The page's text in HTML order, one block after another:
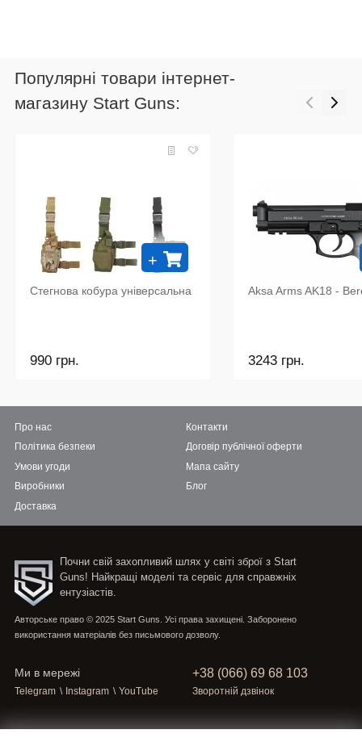
Популярні товари інтернет-
магазину Start Guns:
Стегнова кобура універсальна
990 грн.
+
Aksa Arms AK18 -
3243 грн.
Про нас
Політика безпеки
Умови угоди
Виробники
Доставка
Контакти
Договір публічної оферти
Мапа сайту
Блог
Почни свій захопливий шлях у світі зброї з Start
Guns! Найкращі моделі та сервіс для справжніх
ентузіастів.
Авторське право © 2025 Start Guns. Усі права захищені. Заборонено
використання матеріалів без письмового дозволу.
+38 (066) 69 68 103
Зворотній дзвінок
Ми в мережі
Telegram \ Instagram \ YouTube
Приймаємо платежі